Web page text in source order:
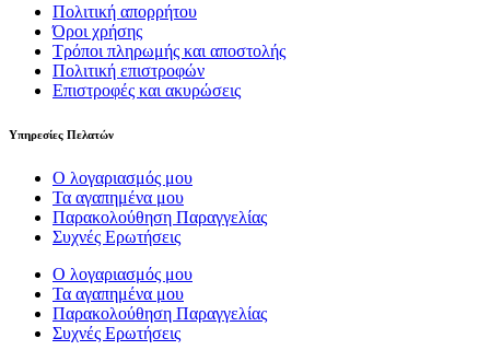
Πολιτική απορρήτου
Όροι χρήσης
Τρόποι πληρωμής και αποστολής
Πολιτική επιστροφών
Επιστροφές και ακυρώσεις
Υπηρεσίες Πελατών
Ο λογαριασμός μου
Τα αγαπημένα μου
Παρακολούθηση Παραγγελίας
Συχνές Ερωτήσεις
Ο λογαριασμός μου
Τα αγαπημένα μου
Παρακολούθηση Παραγγελίας
Συχνές Ερωτήσεις